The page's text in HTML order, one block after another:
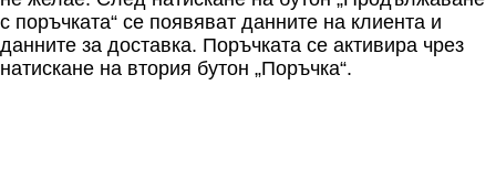
с поръчката“ се появяват данните на клиента и
данните за доставка. Поръчката се активира чрез
натискане на втория бутон „Поръчка“.